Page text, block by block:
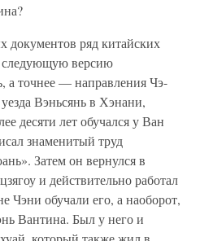
документов ряд китайских
следующую версию
а точнее — направления Чэ-
Вэньсянь в Хэнани,
десяти лет обучался у Ван
знаменитый труд
Затем он вернулся в
и действительно работал
Чэни обучали его, а наоборот,
Вантина. Был у него и